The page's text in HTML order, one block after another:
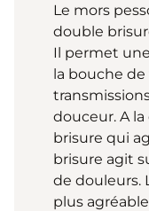
Le mors
double
Il permet
la bouche
douceur. A
brisure qui
brisure agit
de douleurs.
plus